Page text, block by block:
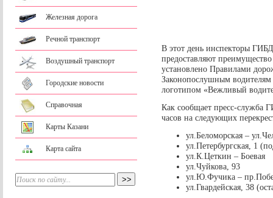
Железная дорога
Речной транспорт
Воздушный транспорт
Городские новости
Справочная
Карты Казани
Карта сайта
В этот день инспекторы
предоставляют
установлено Правилами
Законопослушным
логотипом «Вежливый
Как сообщает пресс-служба
часов на следующих
ул.Беломорская –
ул.Петербургская, 1
ул.К.Цеткин – Боевая
ул.Чуйкова, 93
ул.Ю.Фучика –
ул.Гвардейская, 38